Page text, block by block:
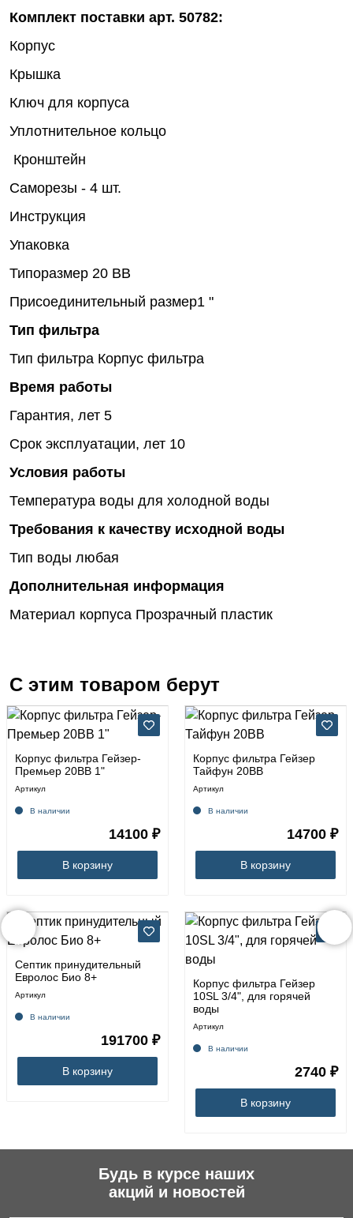
Комплект поставки арт. 50782:
Корпус
Крышка
Ключ для корпуса
Уплотнительное кольцо
Кронштейн
Саморезы - 4 шт.
Инструкция
Упаковка
Типоразмер 20 BB
Присоединительный размер1 "
Тип фильтра
Тип фильтра Корпус фильтра
Время работы
Гарантия, лет 5
Срок эксплуатации, лет 10
Условия работы
Температура воды для холодной воды
Требования к качеству исходной воды
Тип воды любая
Дополнительная информация
Материал корпуса Прозрачный пластик
С этим товаром берут
Корпус фильтра Гейзер-
Премьер 20BB 1"
Артикул
В наличии
14100 ₽
В корзину
Корпус фильтра Гейзер
Тайфун 20ВВ
Артикул
В наличии
14700 ₽
В корзину
Септик принудительный
Евролос Био 8+
Артикул
В наличии
191700 ₽
В корзину
Корпус фильтра Гейзер
10SL 3/4", для горячей
воды
Артикул
В наличии
2740 ₽
В корзину
Будь в курсе наших
акций и новостей